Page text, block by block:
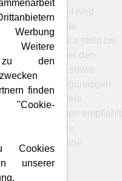
Gebucht wird
. Die größte
Mallorca steht bei
weit vorn bei den
und Hotel sowie
schon zum günstigen
sind weitere
der Reisen empfiehlt
finden. und - die
ist online
Werbung
Weitere
zu den
finden
Cookies
unserer
.